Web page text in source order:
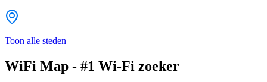
Toon alle steden
WiFi Map - #1 Wi-Fi zoeker